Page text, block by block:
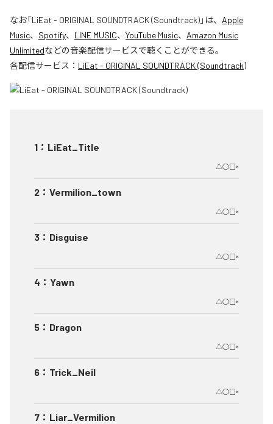
なお「LiEat - ORIGINAL SOUNDTRACK (Soundtrack)」は、 Apple
Music、 Spotify、 LINE MUSIC、 YouTube Music、 Amazon Music
Unlimitedなどの音楽配信サービスで聴くことができる。
各配信サービス： LiEat - ORIGINAL SOUNDTRACK (Soundtrack)
1 ： LiEat_Title
△○□×
2 ： Vermilion_town
△○□×
3 ： Disguise
△○□×
4 ： Yawn
△○□×
5 ： Dragon
△○□×
6 ： Trick_Neil
△○□×
7 ： Liar_Vermilion